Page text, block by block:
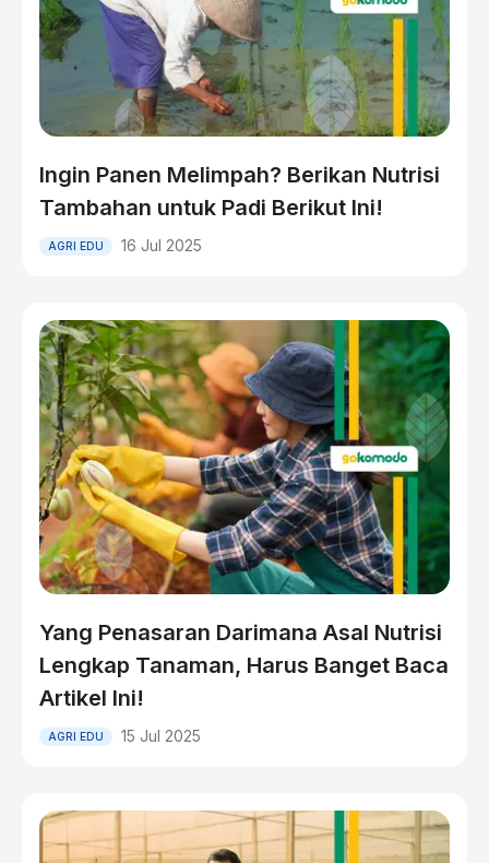
Ingin Panen Melimpah? Berikan Nutrisi
Tambahan untuk Padi Berikut Ini!
AGRI EDU 16 Jul 2025
Yang Penasaran Darimana Asal Nutrisi
Lengkap Tanaman, Harus Banget Baca
Artikel Ini!
AGRI EDU 15 Jul 2025